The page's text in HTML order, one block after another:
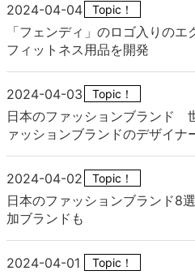
2024-04-04 Topic！
「フェンディ」のロゴ入りのエ
フィットネス用品を開発
2024-04-03 Topic！
日本のファッションブランド
ァッションブランドのデザイナ
2024-04-02 Topic！
日本のファッションブランド8
加ブランドも
2024-04-01 Topic！